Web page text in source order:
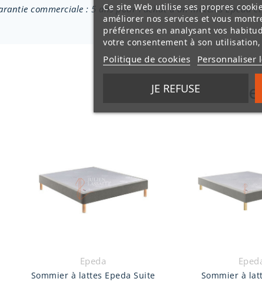
commerciale : 5 ans pour l'achat d'un matelas Epeda
Vous
Epeda
Sommier à lattes Epeda Suite
Sommier à
Ce site Web utilise ses propres
améliorer nos services et vous
préférences en analysant vos
votre consentement à son
Politique de cookies Personnaliser
JE REFUSE